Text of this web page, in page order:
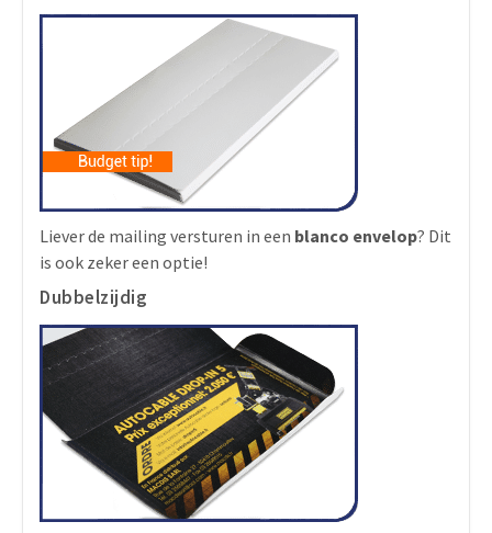
Liever de mailing versturen in een blanco envelop? Dit
is ook zeker een optie!
Dubbelzijdig